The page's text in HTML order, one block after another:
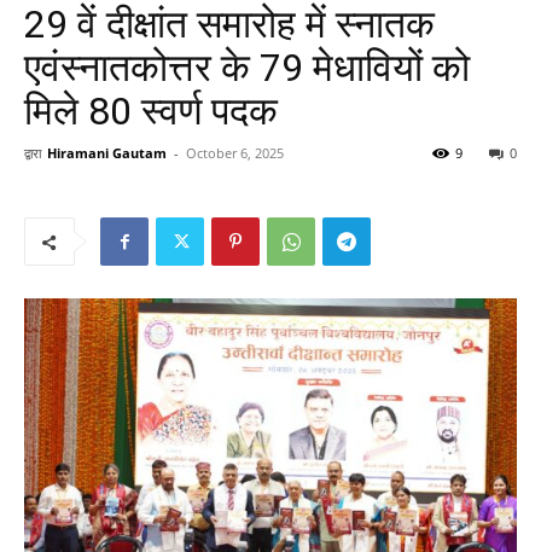
29 वें दीक्षांत समारोह में स्नातक
एवंस्नातकोत्तर के 79 मेधावियों को
मिले 80 स्वर्ण पदक
द्वारा Hiramani Gautam - October 6, 2025 0
9